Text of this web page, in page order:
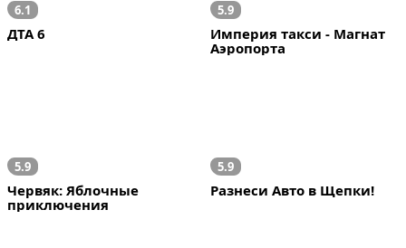
6.1
ДТА 6
5.9
Империя такси - Магнат
Аэропорта
5.9
Червяк: Яблочные
приключения
5.9
Разнеси Авто в Щепки!